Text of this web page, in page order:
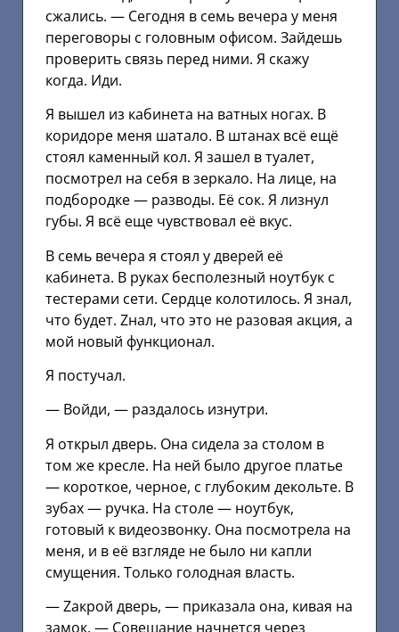
сжались. — Сегодня в семь вечера у меня
переговоры с головным офисом. Зайдешь
проверить связь перед ними. Я скажу
когда. Иди.
Я вышел из кабинета на ватных ногах. В
коридоре меня шатало. В штанах всё ещё
стоял каменный кол. Я зашел в туалет,
посмотрел на себя в зеркало. На лице, на
подбородке — разводы. Её сок. Я лизнул
губы. Я всё еще чувствовал её вкус.
В семь вечера я стоял у дверей её
кабинета. В руках бесполезный ноутбук с
тестерами сети. Сердце колотилось. Я знал,
что будет. Zнал, что это не разовая акция, а
мой новый функционал.
Я постучал.
— Войди, — раздалось изнутри.
Я открыл дверь. Она сидела за столом в
том же кресле. На ней было другое платье
— короткое, черное, с глубоким декольте. В
зубах — ручка. На столе — ноутбук,
готовый к видеозвонку. Она посмотрела на
меня, и в её взгляде не было ни капли
смущения. Только голодная власть.
— Zакрой дверь, — приказала она, кивая на
замок. — Совещание начнется через